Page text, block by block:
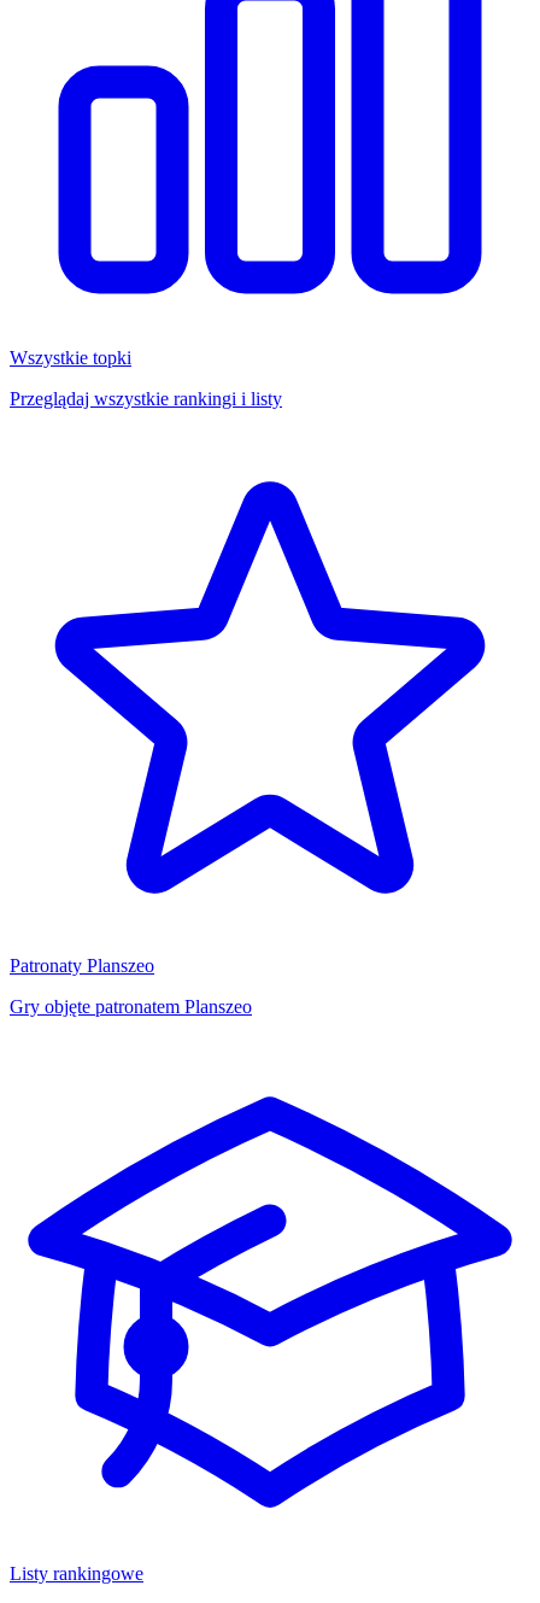
Wszystkie topki
Przeglądaj wszystkie rankingi i listy
Patronaty Planszeo
Gry objęte patronatem Planszeo
Listy rankingowe